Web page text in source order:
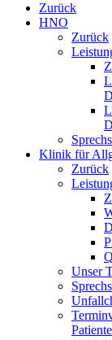
Zurück
HNO
Zurück
Klinik für
Zurück
Unser